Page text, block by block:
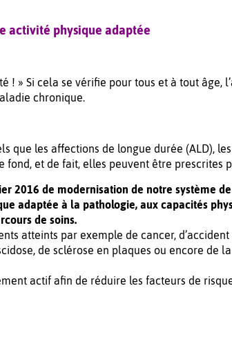
activité physique adaptée
! » Si cela se vérifie pour tous et à tout âge,
chronique.
que les affections de longue durée (ALD),
et de fait, elles peuvent être prescrites
2016 de modernisation de notre système
adaptée à la pathologie, aux capacités
de soins.
atteints par exemple de cancer,
de sclérose en plaques ou encore de
actif afin de réduire les facteurs de